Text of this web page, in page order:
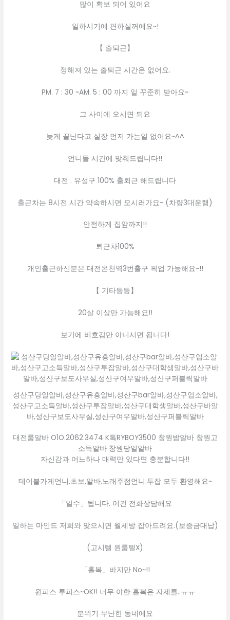
많이 확보 되어 있어요
일하시기에 편하실꺼에요~!
【 출퇴근】
정해져 있는 출퇴근 시간은 없어요.
PM. 7 : 30 ~AM. 5 : 00 까지 일 꾸준히 받아요~
그 사이에 오시면 되요
늦게 끝난다고 실장 먼저 가는일 없어요~^^
언니들 시간에 맞춰드립니다!!
대전 . 유성구 100% 출퇴근 해드립니다
출근차는 8시전 시간 약속하시면 모시러가요~ (차량3대운행)
안전하게 집앞까지!!
퇴근차100%
개인출근하신분은 대전온천역3번출구 픽업 가능해요~!!
【 기타등등】
20살 이상만 가능해요!!
보기에 비호감만 아니시면 됩니다!
성산구당일알바,성산구유흥알바,성산구bar알바,성산구업소알바,
성산구고소득알바,성산구투잡알바,성산구대학생알바,성산구바알
바,성산구보도사무실,성산구여우알바,성산구퍼블릭알바
대전룸알바 O1O.2062.3474 K톡RYBOY3500 창원밤알바 창원고
소득알바 창원당일알바
자신감과 어느하나 매력만 있다면 충분합니다!!
테이블가게언니.초보.알바.노래주점언니.투잡 모두 환영해요~
「일수」됩니다. 이건 전화상담해요
일하는 마인드 저희와 맞으시면 월세방 잡아드려요.(보증금대납)
(고시텔 원룸텔X)
「홀복」바지만 No~!!
원피스 투피스~OK!! 너무 야한 홀복은 자제를..ㅠㅠ
분위기 무난한 동네에요